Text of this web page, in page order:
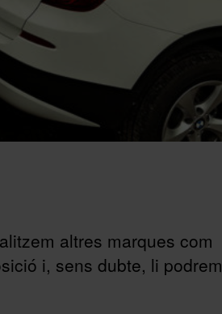
altres marques com
i, sens dubte, li podrem